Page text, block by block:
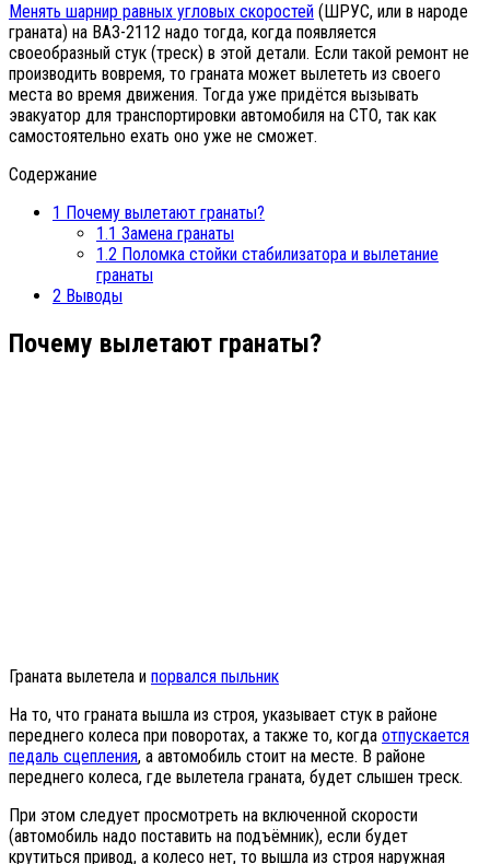
Менять шарнир равных угловых скоростей (ШРУС, или в народе
граната) на ВАЗ-2112 надо тогда, когда появляется
своеобразный стук (треск) в этой детали. Если такой ремонт не
производить вовремя, то граната может вылететь из своего
места во время движения. Тогда уже придётся вызывать
эвакуатор для транспортировки автомобиля на СТО, так как
самостоятельно ехать оно уже не сможет.
Содержание
1 Почему вылетают гранаты?
1.1 Замена гранаты
1.2 Поломка стойки стабилизатора и вылетание
гранаты
2 Выводы
Почему вылетают гранаты?
Граната вылетела и порвался пыльник
На то, что граната вышла из строя, указывает стук в районе
переднего колеса при поворотах, а также то, когда отпускается
педаль сцепления, а автомобиль стоит на месте. В районе
переднего колеса, где вылетела граната, будет слышен треск.
При этом следует просмотреть на включенной скорости
(автомобиль надо поставить на подъёмник), если будет
крутиться привод, а колесо нет, то вышла из строя наружная